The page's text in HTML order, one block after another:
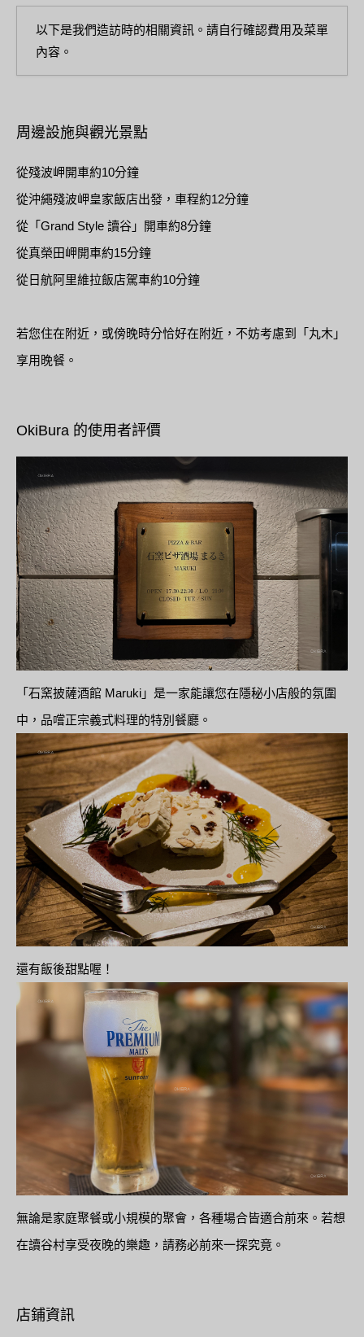
以下是我們造訪時的相關資訊。請自行確認費用及菜單
內容。
周邊設施與觀光景點
從殘波岬開車約10分鐘
從沖繩殘波岬皇家飯店出發，車程約12分鐘
從「Grand Style 讀谷」開車約8分鐘
從真榮田岬開車約15分鐘
從日航阿里維拉飯店駕車約10分鐘
若您住在附近，或傍晚時分恰好在附近，不妨考慮到「丸木」
享用晚餐。
OkiBura 的使用者評價
「石窯披薩酒館 Maruki」是一家能讓您在隱秘小店般的氛圍
中，品嚐正宗義式料理的特別餐廳。
還有飯後甜點喔！
無論是家庭聚餐或小規模的聚會，各種場合皆適合前來。若想
在讀谷村享受夜晚的樂趣，請務必前來一探究竟。
店鋪資訊